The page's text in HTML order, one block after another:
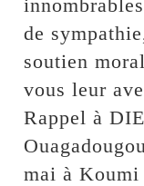
de
soutien
vous leur
Rappel à
mai à